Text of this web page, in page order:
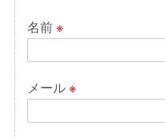
名前※
メール※